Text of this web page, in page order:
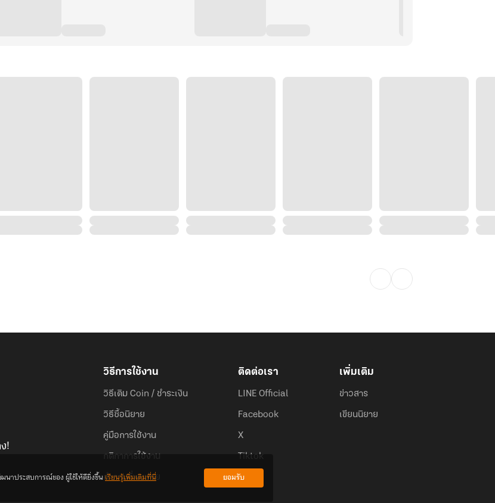
!
วิธีการใช้งาน
วิธีเติม Coin / ชำระเงิน
วิธีซื้อนิยาย
คู่มือการใช้งาน
กติกาการใช้งาน
คำถามที่พบบ่อย
ติดต่อเรา
LINE Official
Facebook
X
Tiktok
เพิ่มเติม
ข่าวสาร
เขียนนิยาย
าประสบการณ์ของ ผู้ใช้ให้ดียิ่งขึ้นเรียนรู้เพิ่มเติมที่นี่ ยอมรับ